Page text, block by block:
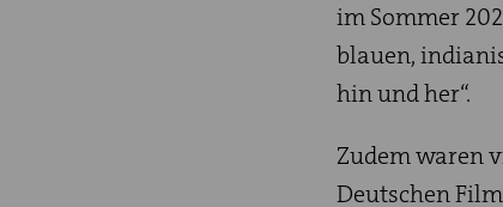
im Sommer
blauen,
hin und her“.
Zudem waren
Deutschen